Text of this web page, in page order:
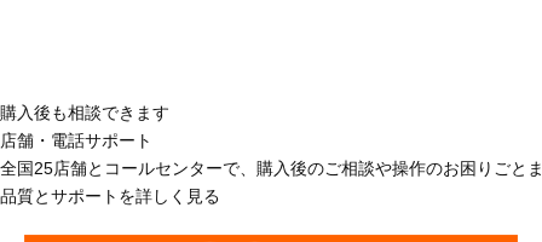
購入後も相談できます
店舗・電話サポート
全国25店舗とコールセンターで、購入後のご相談や操作のお困りごと
品質とサポートを詳しく見る